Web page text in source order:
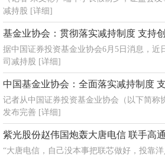
减持股 [详细]
基金业协会：贯彻落实减持制度 支持
据中国证券投资基金业协会6月5日消息，近
司减持股 [详细]
中国基金业协会：全面落实减持制度
记者从中国证券投资基金业协会（以下简称
发布完善 [详细]
紫光股份赵伟国炮轰大唐电信 联手高
“大唐电信，自己没本事把联芯做好，投靠